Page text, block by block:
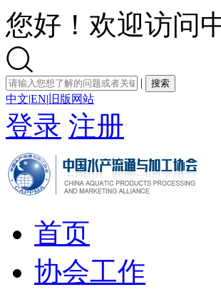
您好！欢迎访问

| 搜索
中文|EN| 旧版网站
登录 注册
首页
协会工作